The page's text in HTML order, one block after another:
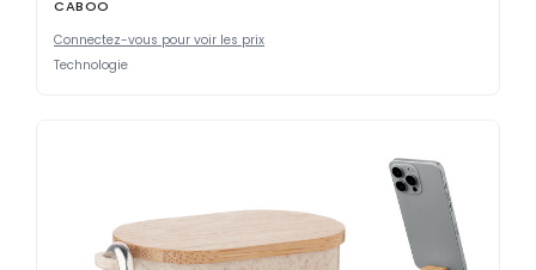
CABOO
Connectez-vous pour voir les prix
Technologie